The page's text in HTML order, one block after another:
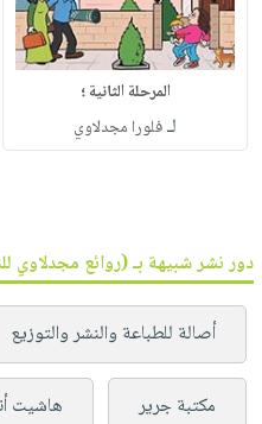
المرحلة الثانية ؛
لـفلورا مجدلاوي
دور نشر شبيهة بـ (روائع مجدلاوي
أصالة للطباعة والنشر والتوزيع
مكتبة جرير هاشيت